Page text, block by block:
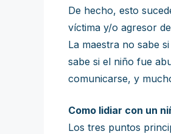
De hecho, esto
víctima y/o agresor
La maestra no sabe
sabe si el niño fue
comunicarse, y
Como lidiar con un
Los tres puntos